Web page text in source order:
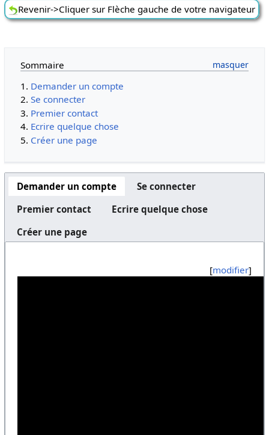
Revenir->Cliquer sur Flèche gauche de votre navigateur
Sommaire
Demander un compte
Se connecter
Premier contact
Ecrire quelque chose
Créer une page
Demander un compte
Se connecter
Premier contact
Ecrire quelque chose
Créer une page
[modifier]